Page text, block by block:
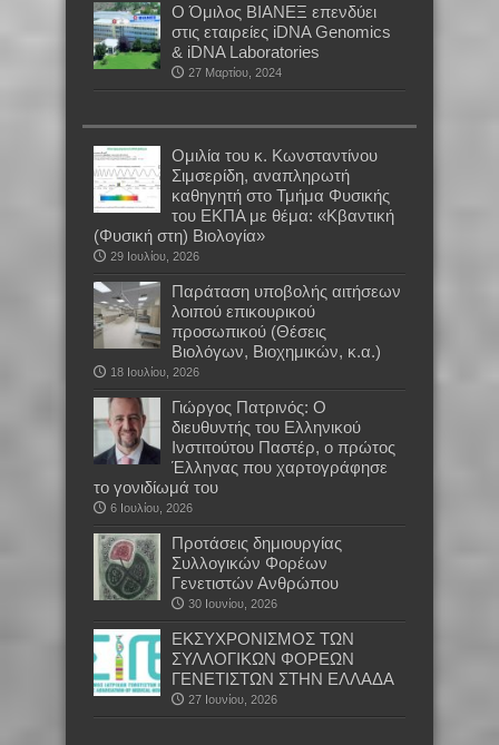
Ο Όμιλος ΒΙΑΝΕΞ επενδύει
στις εταιρείες iDNA Genomics
& iDNA Laboratories
27 Μαρτίου, 2024
Oμιλία του κ. Κωνσταντίνου
Σιμσερίδη, αναπληρωτή
καθηγητή στο Τμήμα Φυσικής
του ΕΚΠΑ με θέμα: «Κβαντική
(Φυσική στη) Βιολογία»
29 Ιουλίου, 2026
Παράταση υποβολής αιτήσεων
λοιπού επικουρικού
προσωπικού (Θέσεις
Βιολόγων, Βιοχημικών, κ.α.)
18 Ιουλίου, 2026
Γιώργος Πατρινός: Ο
διευθυντής του Ελληνικού
Ινστιτούτου Παστέρ, ο πρώτος
Έλληνας που χαρτογράφησε
το γονιδίωμά του
6 Ιουλίου, 2026
Προτάσεις δημιουργίας
Συλλογικών Φορέων
Γενετιστών Ανθρώπου
30 Ιουνίου, 2026
EKΣΥΧΡΟΝΙΣΜΟΣ ΤΩΝ
ΣΥΛΛΟΓΙΚΩΝ ΦΟΡΕΩΝ
ΓΕΝΕΤΙΣΤΩΝ ΣΤΗΝ ΕΛΛΑΔΑ
27 Ιουνίου, 2026